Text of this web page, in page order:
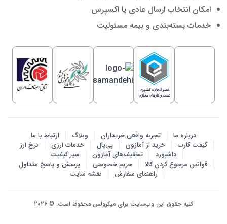
امکان انتخاب ارسال عادی یا اکسپرس
خدمات بسته‌بندی و بیمه مسئولیت
درباره ما تجربه واقعی خریداران وبلاگ
ارتباط با ما
گیفت کارت
خرید از آمازون پی‌پال خدمات ارزی
نرخ ارز
داشبورد
تخفیف‌های آمازون
سپر کیفیت
قوانین مرجوع کردن کالا
حریم خصوصی
پرسش‌ و پاسخ متداول
راهنمای سفارش
نقشه سایت
کلیه حقوق این وب‌سایت برای میکرولس محفوظ است. © 2026